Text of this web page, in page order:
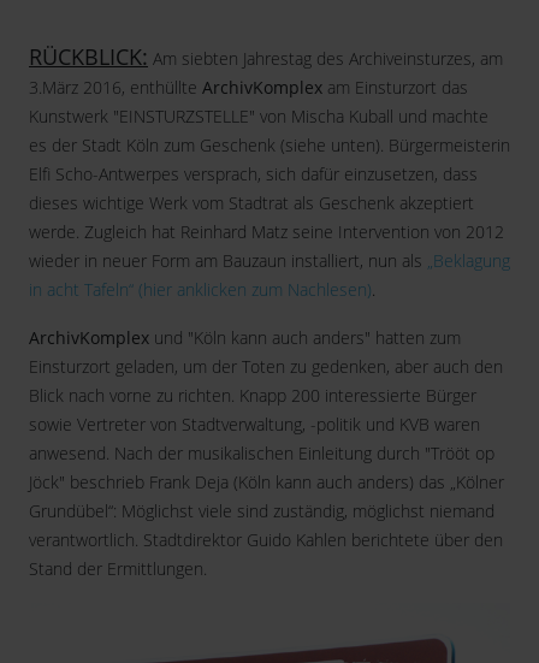
RÜCKBLICK: Am siebten Jahrestag des Archiveinsturzes, am
3.März 2016, enthüllte ArchivKomplex am Einsturzort das
Kunstwerk "EINSTURZSTELLE" von Mischa Kuball und machte
es der Stadt Köln zum Geschenk (siehe unten). Bürgermeisterin
Elfi Scho-Antwerpes versprach, sich dafür einzusetzen, dass
dieses wichtige Werk vom Stadtrat als Geschenk akzeptiert
werde. Zugleich hat Reinhard Matz seine Intervention von 2012
wieder in neuer Form am Bauzaun installiert, nun als „Beklagung
in acht Tafeln“ (hier anklicken zum Nachlesen).
ArchivKomplex und "Köln kann auch anders" hatten zum
Einsturzort geladen, um der Toten zu gedenken, aber auch den
Blick nach vorne zu richten. Knapp 200 interessierte Bürger
sowie Vertreter von Stadtverwaltung, -politik und KVB waren
anwesend. Nach der musikalischen Einleitung durch "Trööt op
Jöck" beschrieb Frank Deja (Köln kann auch anders) das „Kölner
Grundübel“: Möglichst viele sind zuständig, möglichst niemand
verantwortlich. Stadtdirektor Guido Kahlen berichtete über den
Stand der Ermittlungen.